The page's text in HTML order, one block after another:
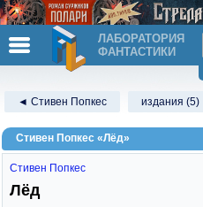
ЛАБОРАТОРИЯ
ФАНТАСТИКИ
◄ Стивен Попкес издания (5)
Стивен Попкес «Лёд»
Стивен Попкес
Лёд